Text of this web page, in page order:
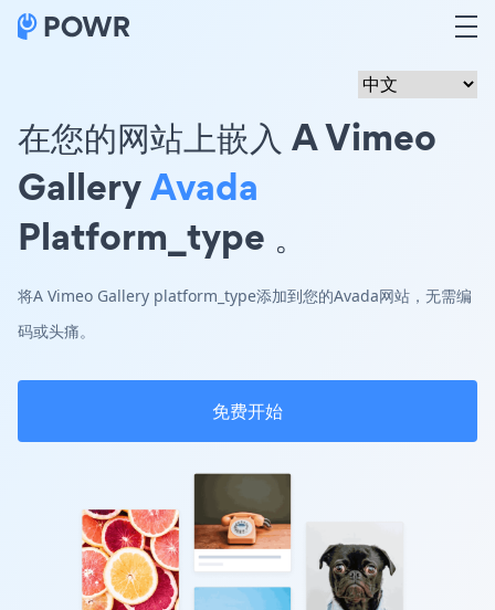
在您的网站上嵌入 A Vimeo
GalleryAvada
Platform_type 。
将A Vimeo Gallery platform_type添加到您的Avada网站，无需编
码或头痛。
免费开始